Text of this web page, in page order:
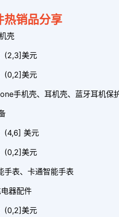
热销品分享
壳
(2,3]美元
(0,2]美元
手机壳、耳机壳、蓝牙耳机保
(4,6] 美元
(0,2]美元
手表、卡通智能手表
器配件
(0,2]美元